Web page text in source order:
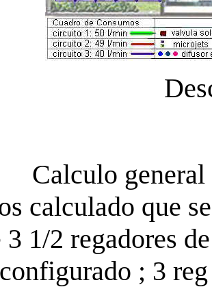
Calculo
calculado que
1/2 regadores
; 3